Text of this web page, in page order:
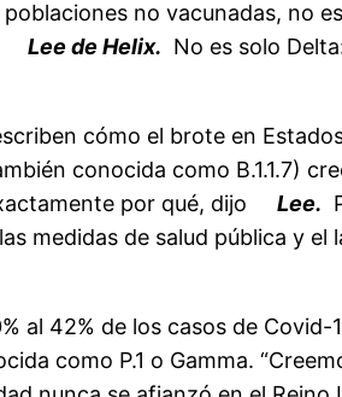
no vacunadas, no
Lee de Helix. No es solo
cómo el brote en
conocida como B.1.1.7)
por qué, dijo
Lee.
medidas de salud pública y el
al 42% de los casos de Covid-
como P.1 o Gamma.